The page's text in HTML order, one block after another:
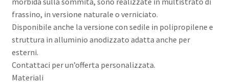
frassino, in versione naturale o verniciato.
Disponibile anche la versione con sedile in polipropilene e
struttura in alluminio anodizzato adatta anche per
esterni.
Contattaci per un’offerta personalizzata.
Materiali